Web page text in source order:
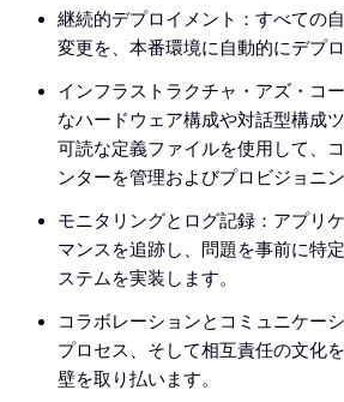
継続的デプロイメント：すべての
変更を、本番環境に自動的にデプロ
インフラストラクチャ・アズ・コ
なハードウェア構成や対話型構成
可読な定義ファイルを使用して、
ンターを管理およびプロビジョニン
モニタリングとログ記録：アプリ
マンスを追跡し、問題を事前に特
ステムを実装します。
コラボレーションとコミュニケー
プロセス、そして相互責任の文化
壁を取り払います。